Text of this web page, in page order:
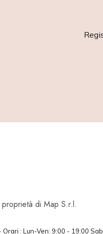
di Map S.r.l.
Orari : Lun-Ven: 9:00 - 19:00